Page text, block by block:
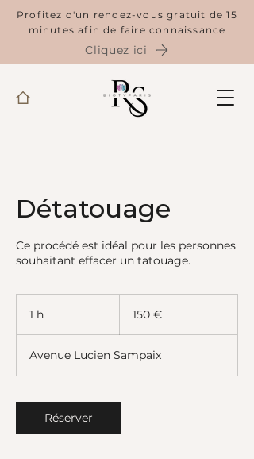
Profitez d'un rendez-vous gratuit de 15
minutes afin de faire connaissance
Cliquez ici
Détatouage
Ce procédé est idéal pour les personnes
souhaitant effacer un tatouage.
1 h 150 €
Avenue Lucien Sampaix
Réserver